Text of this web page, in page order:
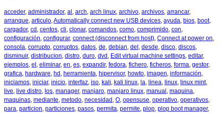
acceder, administrador, al , arch, arch linux, archivo, archivos, arrancar,
arranque, articulo,Automatically connect new USB devices, ayuda, bios, boot,
cargador, cd , centos, cli, clonar, comandos, como, comprimido, con,
configuración, configurar, connect (disconnect from host), Connect at power on,
consola, corrupto, corruptos, datos, de, debian, del , desde, disco, discos,
disminuir, distribucion, distro, duro, dvd , Edit virtual machine settings, editar,
ejemplos, el , eliminar, en, es, expandir, fedora, fichero, ficheros, forma, gestor,
grafica, hardware, hd , herramienta, hipervisor, howto, imagen, información,
iniciamos, iniciar, inicio, interfaz, iso, kali, kali linux, la, linea, linux, linux mint,
live, live distro, los, manager, manjaro, manjaro linux, manual , maquina,
maquinas, mediante, metodo, necesidad , O, opensuse, operativo, operativos,
para, particion, particiones, pasos, permita, permite, plop, plop boot manager,